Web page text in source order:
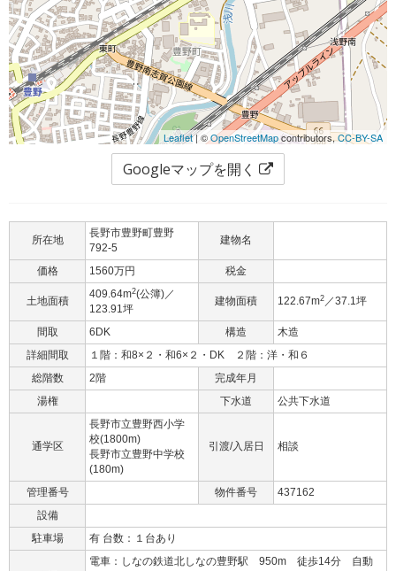
Leaflet| ©OpenStreetMapcontributors,CC-BY-SA
Googleマップを開く
所在地
長野市豊野町豊野
792-5
建物名
価格 1560万円 税金
土地面積
409.64m2(公簿)／
123.91坪
建物面積 122.67m2 ／37.1坪
間取 6DK 構造
木造
詳細間取
１階：和8×２・和6×２・DK ２階：洋・和６
総階数
2階
完成年月
湯権
下水道 公共下水道
通学区
長野市立豊野西小学
校(1800m)
長野市立豊野中学校
(180m)
引渡/入居日 相談
管理番号 物件番号
437162
設備
駐車場
有 台数：１台あり
電車：しなの鉄道北しなの豊野駅 950m 徒歩14分 自動